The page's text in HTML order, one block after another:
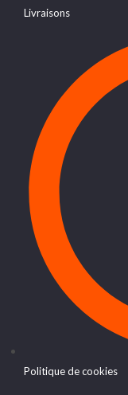
Livraisons
Politique de cookies